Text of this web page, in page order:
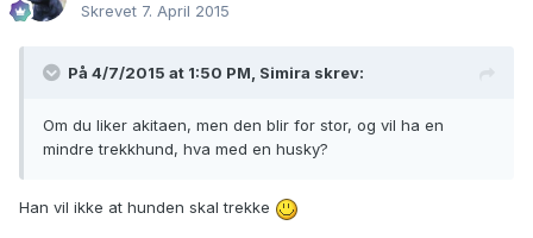
Skrevet 7. April 2015
På 4/7/2015 at 1:50 PM, Simira skrev:
Om du liker akitaen, men den blir for stor, og vil ha en
mindre trekkhund, hva med en husky?
Han vil ikke at hunden skal trekke